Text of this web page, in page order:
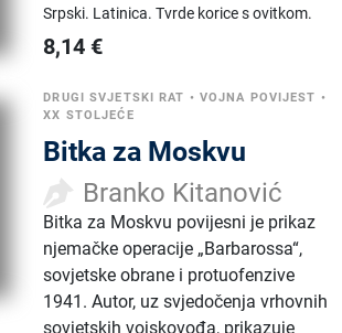
Srpski. Latinica.Tvrde korice s ovitkom.
8,14 €
DRUGI SVJETSKI RAT • VOJNA POVIJEST •
XX STOLJEĆE
Bitka za Moskvu
Branko Kitanović
Bitka za Moskvu povijesni je prikaz
njemačke operacije „Barbarossa“,
sovjetske obrane i protuofenzive
1941. Autor, uz svjedočenja vrhovnih
sovjetskih vojskovođa, prikazuje